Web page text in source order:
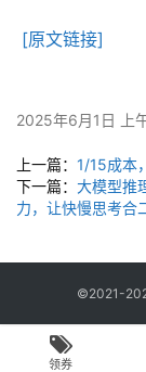
博
客
免
费
程
[原文链接]
2025年6月1日 上
上一篇： 1/15成本
下一篇： 大模型推
力，让快慢思考合
©2021-
领券